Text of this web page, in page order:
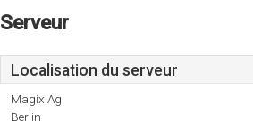
Serveur
Localisation du serveur
Magix Ag
Berlin